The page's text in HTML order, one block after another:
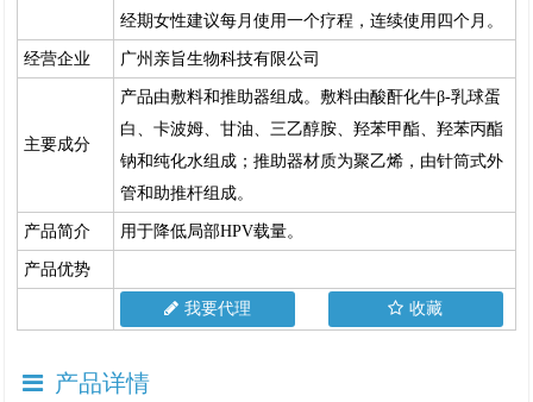
经期女性建议每月使用一个疗程，连续使用四个月。
经营企业 广州亲旨生物科技有限公司
主要成分
产品由敷料和推助器组成。敷料由酸酐化牛β-乳球蛋
白、卡波姆、甘油、三乙醇胺、羟苯甲酯、羟苯丙酯
钠和纯化水组成；推助器材质为聚乙烯，由针筒式外
管和助推杆组成。
产品简介 用于降低局部HPV载量。
产品优势
我要代理 收藏
产品详情